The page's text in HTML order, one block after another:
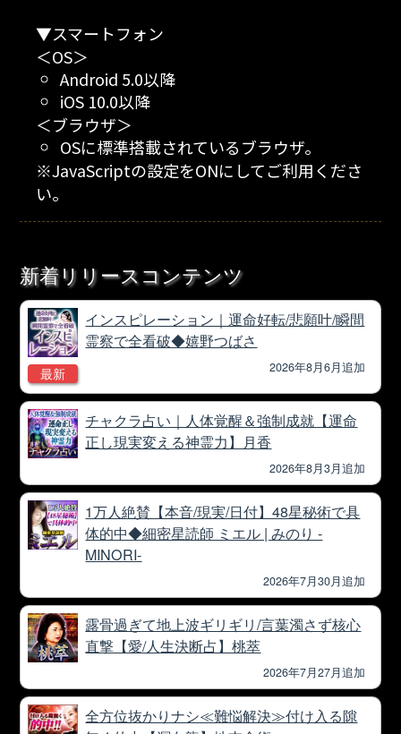
▼スマートフォン
＜OS＞
Android 5.0以降
iOS 10.0以降
＜ブラウザ＞
OSに標準搭載されているブラウザ。
※JavaScriptの設定をONにしてご利用くださ
い。
新着リリースコンテンツ
最新
インスピレーション｜運命好転/悲願叶/瞬間
霊察で全看破◆嬉野つばさ
2026年8月6月追加
チャクラ占い｜人体覚醒＆強制成就【運命
正し現実変える神霊力】月香
2026年8月3月追加
1万人絶賛【本音/現実/日付】48星秘術で具
体的中◆細密星読師 ミエル | みのり -
MINORI-
2026年7月30月追加
露骨過ぎて地上波ギリギリ/言葉濁さず核心
直撃【愛/人生決断占】桃萃
2026年7月27月追加
全方位抜かりナシ≪難悩解決≫付け入る隙